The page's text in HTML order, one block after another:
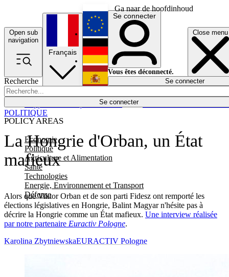
Ga naar de hoofdinhoud
Open sub
navigation
Close menu
Recherche
Se connecter
POLICY AREAS
Economie
Politique
Agriculture et Alimentation
Santé
Technologies
Energie, Environnement et Transport
Défense
Économie
Français
English
Deutsch
Español
Se connecter
Vous êtes déconnecté.
Se connecter
La Hongrie d'Orban, un État
mafieux
Alors que Viktor Orban et de son parti Fidesz ont remporté les
élections législatives en Hongrie, Balint Magyar n'hésite pas à
décrire la Hongrie comme un État mafieux. Une interview réalisée
par notre partenaire Euractiv Pologne.
POLITIQUE
Karolina ZbytniewskaEURACTIV Pologne